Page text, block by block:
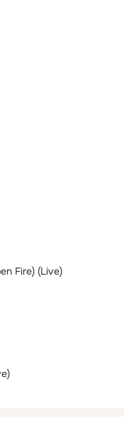
Fire) (Live)